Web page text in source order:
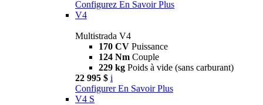
Configurez En Savoir Plus
V4
Multistrada V4
170 CV Puissance
124 Nm Couple
229 kg Poids à vide (sans carburant)
22 995 $ i
Configurer En Savoir Plus
V4 S